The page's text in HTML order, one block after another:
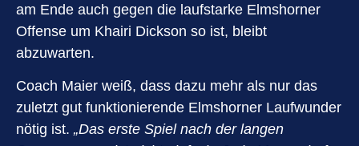
am Ende auch gegen die laufstarke Elmshorner
Offense um Khairi Dickson so ist, bleibt
abzuwarten.
Coach Maier weiß, dass dazu mehr als nur das
zuletzt gut funktionierende Elmshorner Laufwunder
nötig ist. „Das erste Spiel nach der langen